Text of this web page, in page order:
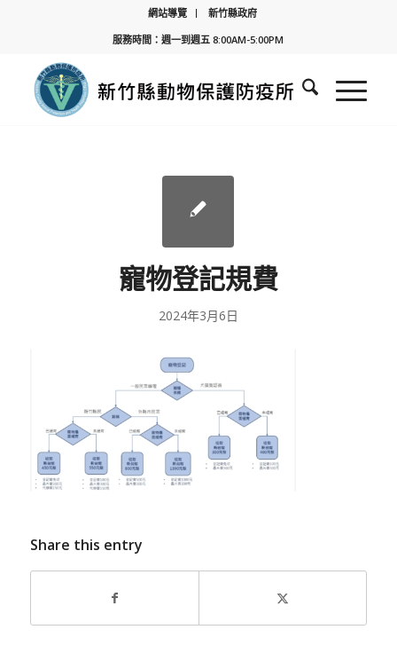
網站導覽
新竹縣政府
服務時間：週一到週五 8:00AM-5:00PM
寵物登記規費
2024年3月6日
Share this entry